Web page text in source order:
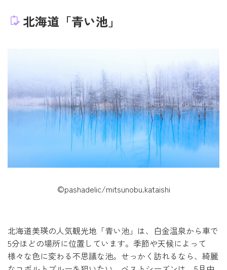
北海道「青い池」
©pashadelic/mitsunobu.kataishi
北海道美瑛の人気観光地「青い池」は、白金温泉から車で
5分ほどの場所に位置しています。季節や天候によって
様々な色に変わる不思議な池。せっかく訪れるなら、綺麗